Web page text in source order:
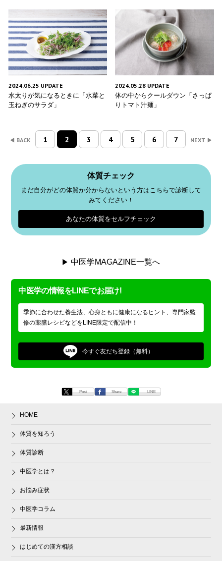
2024.06.25 UPDATE
水太りが気になるときに「水菜と
玉ねぎのサラダ」
2024.05.28 UPDATE
体の中からクールダウン「さっぱ
りトマト汁麺」
BACK 1 2 3 4 5 6 7 NEXT
体質チェック
まだ自分がどの体質か分からないという方はこちらで診断して
みてください！
あなたの体質をセルフチェック
中医学MAGAZINE一覧へ
中医学の情報をLINEでお届け!
季節に合わせた養生法、心身ともに健康になるヒント、専門家監
修の薬膳レシピなどをLINE限定で配信中！
今すぐ友だち登録（無料）
Post Share LINE
HOME
体質を知ろう
体質診断
中医学とは？
お悩み症状
中医学コラム
最新情報
はじめての漢方相談